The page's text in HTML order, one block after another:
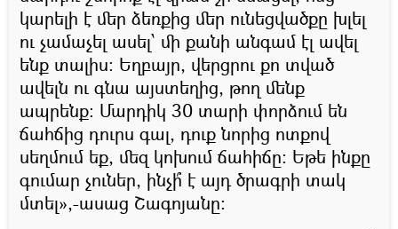
կարելի է մեր ձեռքից մեր ունեցվածքը խլել
ու չամաչել ասել՝ մի քանի անգամ էլ ավել
ենք տալիս։ Եղբայր, վերցրու քո տված
ավելն ու գնա այստեղից, թող մենք
ապրենք։ Մարդիկ 30 տարի փորձում են
ճահճից դուրս գալ, դուք նորից ոտքով
սեղմում եք, մեզ կոխում ճահիճը։ Եթե ինքը
գումար չուներ, ինչի՞ է այդ ծրագրի տակ
մտել»,-ասաց Շագոյանը։